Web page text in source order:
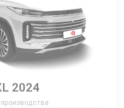
2024